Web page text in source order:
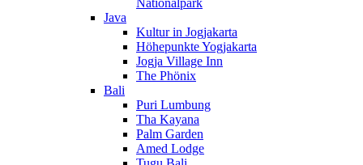
Nationalpark
Java
Kultur in Jogjakarta
Höhepunkte Yogjakarta
Jogja Village Inn
The Phönix
Bali
Puri Lumbung
Tha Kayana
Palm Garden
Amed Lodge